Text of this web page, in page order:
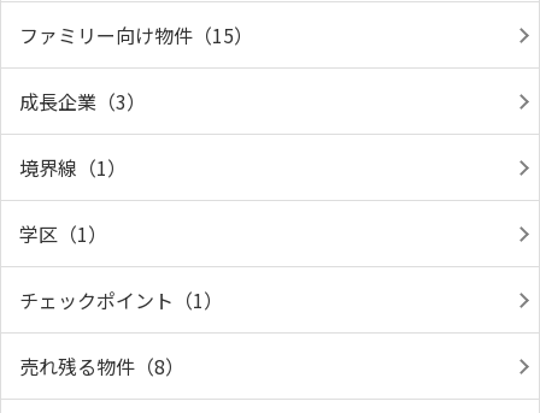
ファミリー向け物件（15）
成長企業（3）
境界線（1）
学区（1）
チェックポイント（1）
売れ残る物件（8）